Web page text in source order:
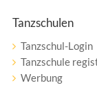
Tanzschulen
Tanzschul-Login
Tanzschule
Werbung